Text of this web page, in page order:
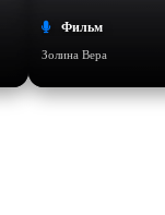
Фильм
Золина Вера